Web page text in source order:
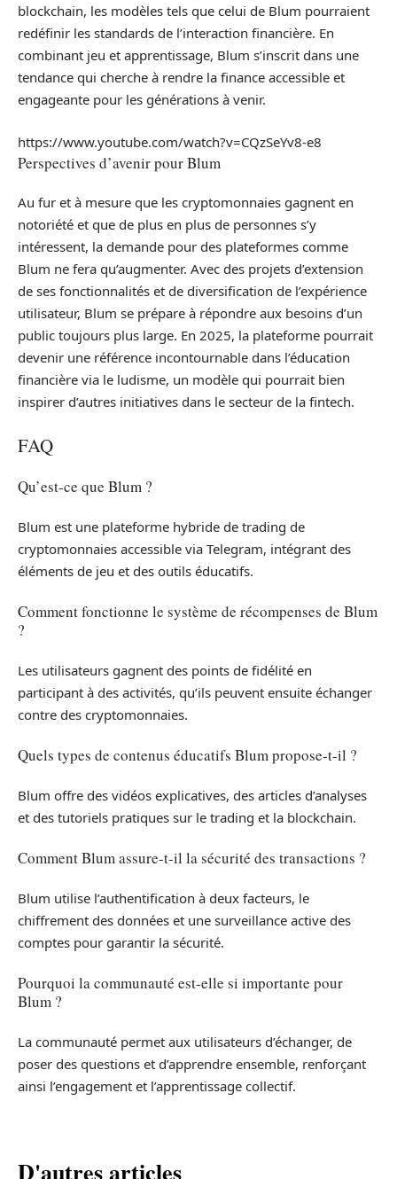
blockchain, les modèles tels que celui de Blum pourraient
redéfinir les standards de l’interaction financière. En
combinant jeu et apprentissage, Blum s’inscrit dans une
tendance qui cherche à rendre la finance accessible et
engageante pour les générations à venir.
https://www.youtube.com/watch?v=CQzSeYv8-e8
Perspectives d’avenir pour Blum
Au fur et à mesure que les cryptomonnaies gagnent en
notoriété et que de plus en plus de personnes s’y
intéressent, la demande pour des plateformes comme
Blum ne fera qu’augmenter. Avec des projets d’extension
de ses fonctionnalités et de diversification de l’expérience
utilisateur, Blum se prépare à répondre aux besoins d’un
public toujours plus large. En 2025, la plateforme pourrait
devenir une référence incontournable dans l’éducation
financière via le ludisme, un modèle qui pourrait bien
inspirer d’autres initiatives dans le secteur de la fintech.
FAQ
Qu’est-ce que Blum ?
Blum est une plateforme hybride de trading de
cryptomonnaies accessible via Telegram, intégrant des
éléments de jeu et des outils éducatifs.
Comment fonctionne le système de récompenses de Blum
?
Les utilisateurs gagnent des points de fidélité en
participant à des activités, qu’ils peuvent ensuite échanger
contre des cryptomonnaies.
Quels types de contenus éducatifs Blum propose-t-il ?
Blum offre des vidéos explicatives, des articles d’analyses
et des tutoriels pratiques sur le trading et la blockchain.
Comment Blum assure-t-il la sécurité des transactions ?
Blum utilise l’authentification à deux facteurs, le
chiffrement des données et une surveillance active des
comptes pour garantir la sécurité.
Pourquoi la communauté est-elle si importante pour
Blum ?
La communauté permet aux utilisateurs d’échanger, de
poser des questions et d’apprendre ensemble, renforçant
ainsi l’engagement et l’apprentissage collectif.
D'autres articles